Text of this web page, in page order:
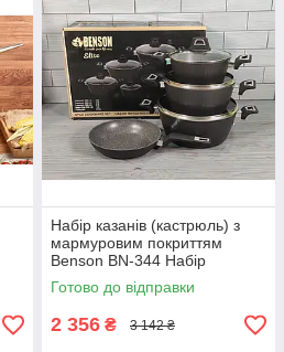
Набір казанів (кастрюль) з
мармуровим покриттям
Benson BN-344 Набір
кухонного посуду 7 предметів
Готово до відправки
2 356 ₴ 3 142 ₴